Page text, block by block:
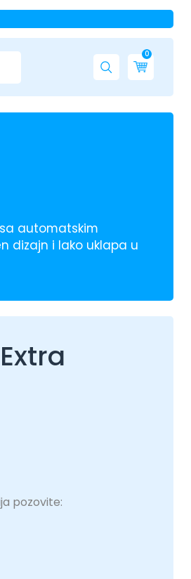
0
automatskim
dizajn i lako uklapa u
pozovite: